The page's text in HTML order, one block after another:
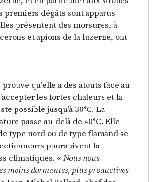
premiers dégâts sont apparus
présentent des morsures, à
et apions de la luzerne, ont
qu’elle a des atouts face au
les fortes chaleurs et la
possible jusqu’à 30°C. La
passe au-delà de 40°C. Elle
type nord ou de type flamand se
poursuivent la
climatiques. «Nous nous
moins dormantes, plus productives